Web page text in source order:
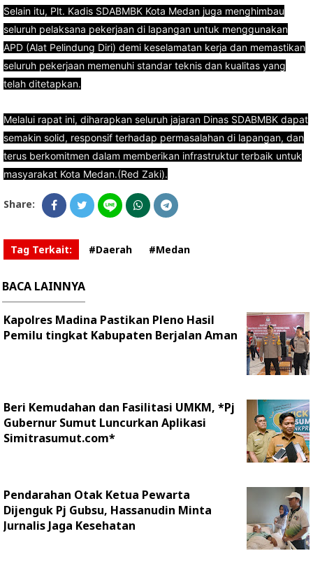
Selain itu, Plt. Kadis SDABMBK Kota Medan juga menghimbau
seluruh pelaksana pekerjaan di lapangan untuk menggunakan
APD (Alat Pelindung Diri) demi keselamatan kerja dan memastikan
seluruh pekerjaan memenuhi standar teknis dan kualitas yang
telah ditetapkan.
Melalui rapat ini, diharapkan seluruh jajaran Dinas SDABMBK dapat
semakin solid, responsif terhadap permasalahan di lapangan, dan
terus berkomitmen dalam memberikan infrastruktur terbaik untuk
masyarakat Kota Medan.(Red Zaki).
Share:
Tag Terkait: #Daerah #Medan
BACA LAINNYA
Kapolres Madina Pastikan Pleno Hasil
Pemilu tingkat Kabupaten Berjalan Aman
Beri Kemudahan dan Fasilitasi UMKM, *Pj
Gubernur Sumut Luncurkan Aplikasi
Simitrasumut.com*
Pendarahan Otak Ketua Pewarta
Dijenguk Pj Gubsu, Hassanudin Minta
Jurnalis Jaga Kesehatan